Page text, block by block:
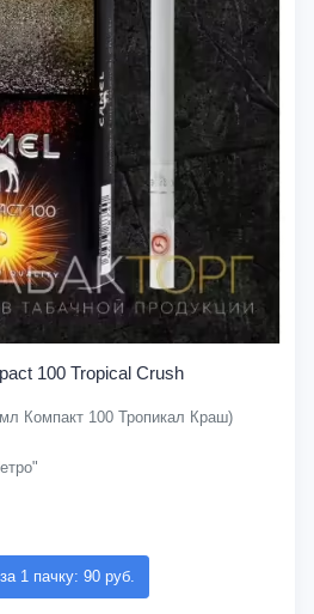
100 Tropical Crush
Компакт 100 Тропикал Краш)
1 пачку: 90 руб.